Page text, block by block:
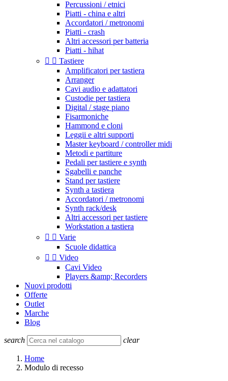
Percussioni / etnici
Piatti - china e altri
Accordatori / metronomi
Piatti - crash
Altri accessori per batteria
Piatti - hihat
  Tastiere
Amplificatori per tastiera
Arranger
Cavi audio e adattatori
Custodie per tastiera
Digital / stage piano
Fisarmoniche
Hammond e cloni
Leggii e altri supporti
Master keyboard / controller midi
Metodi e partiture
Pedali per tastiere e synth
Sgabelli e panche
Stand per tastiere
Synth a tastiera
Accordatori / metronomi
Synth rack/desk
Altri accessori per tastiere
Workstation a tastiera
  Varie
Scuole didattica
  Video
Cavi Video
Players &amp; Recorders
Nuovi prodotti
Offerte
Outlet
Marche
Blog
search clear
Home
Modulo di recesso